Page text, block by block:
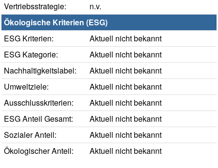
Vertriebsstrategie:
n.v.
Ökologische Kriterien (ESG)
ESG Kriterien:
Aktuell nicht bekannt
ESG Kategorie:
Aktuell nicht bekannt
Nachhaltigkeitslabel:
Aktuell nicht bekannt
Umweltziele:
Aktuell nicht bekannt
Ausschlusskriterien:
Aktuell nicht bekannt
ESG Anteil Gesamt:
Aktuell nicht bekannt
Sozialer Anteil:
Aktuell nicht bekannt
Ökologischer Anteil:
Aktuell nicht bekannt